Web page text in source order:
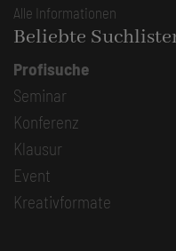
Alle Informationen
Beliebte
Profisuche
Seminar
Konferenz
Klausur
Event
Kreativformate